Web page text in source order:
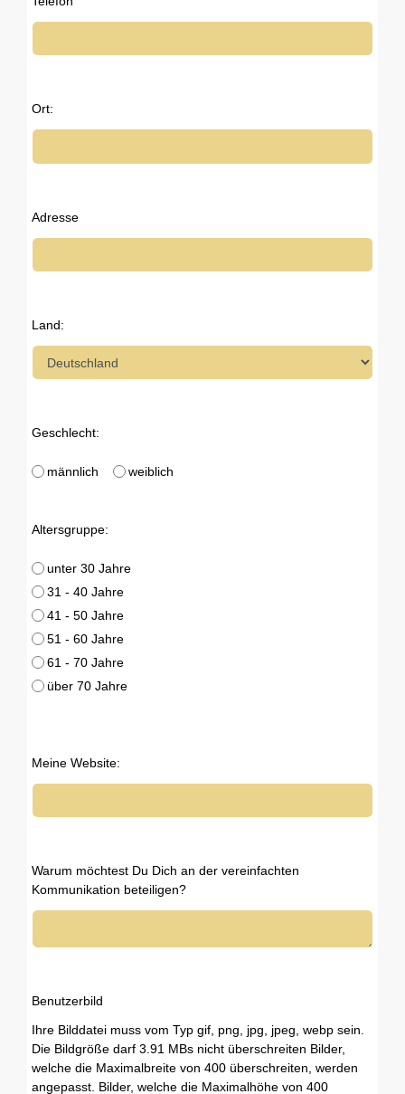
Ort:
Adresse
Land:
Geschlecht:
männlich weiblich
Altersgruppe:
unter 30 Jahre
31 - 40 Jahre
41 - 50 Jahre
51 - 60 Jahre
61 - 70 Jahre
über 70 Jahre
Meine Website:
Warum möchtest Du Dich an der vereinfachten
Kommunikation beteiligen?
Benutzerbild
Ihre Bilddatei muss vom Typ gif, png, jpg, jpeg, webp sein.
Die Bildgröße darf 3.91 MBs nicht überschreiten Bilder,
welche die Maximalbreite von 400 überschreiten, werden
angepasst. Bilder, welche die Maximalhöhe von 400